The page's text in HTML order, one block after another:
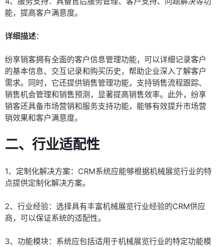
能，提高客户满意度。
详细描述：
纷享销客拥有全面的客户信息管理功能，可以详细记录客户
的基本信息、交互记录和购买历史，帮助企业深入了解客户
需求。同时，它还提供销售管理功能，支持销售流程跟踪、
销售机会管理和销售预测，显著提高销售效率。此外，纷享
销客还具备市场营销和服务支持功能，能够有效提升市场营
销效果和客户满意度。
二、行业适配性
1、定制化解决方案：CRM系统应能够根据机械展览行业的特
点提供定制化解决方案。
2、行业经验：选择具有丰富机械展览行业经验的CRM供应
商，可以保证系统的适配性。
3、功能模块：系统应包括适用于机械展览行业的特定功能模